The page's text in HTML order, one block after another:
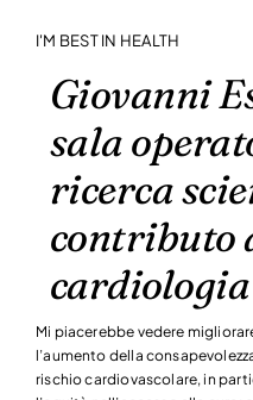
I'M BEST IN HEALTH
Giovanni
sala
ricerca
contributo
Mi piacerebbe vedere
l’aumento della
rischio cardiovascolare, in